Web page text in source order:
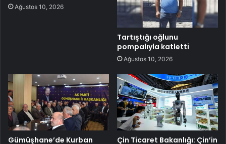
Ağustos 10, 2026
Tartıştığı oğlunu
pompalıyla katletti
Ağustos 10, 2026
Gümüşhane’de Kurban Çin Ticaret Bakanlığı: Çin’in